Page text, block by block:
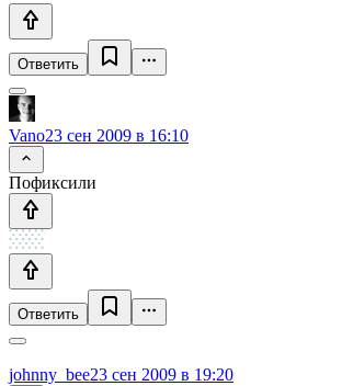
Ответить
Vano23 сен 2009 в 16:10
Пофиксили
Ответить
johnny_bee23 сен 2009 в 19:20